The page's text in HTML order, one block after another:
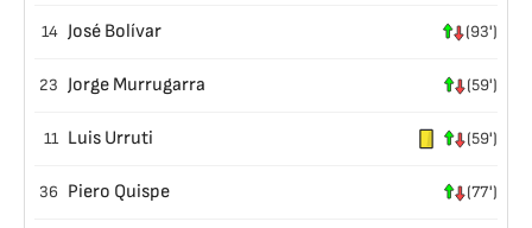
14 José Bolívar (93')
23 Jorge Murrugarra (59')
11 Luis Urruti (59')
36 Piero Quispe (77')